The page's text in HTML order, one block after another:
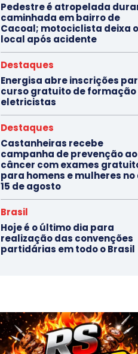
Pedestre é atropelada
caminhada em bairro de
Cacoal; motociclista deixa o
local após acidente
Destaques
Energisa abre inscrições
curso gratuito de formação
eletricistas
Destaques
Castanheiras recebe
campanha de prevenção ao
câncer com exames
para homens e mulheres no
15 de agosto
Brasil
Hoje é o último dia para
realização das convenções
partidárias em todo o Brasil